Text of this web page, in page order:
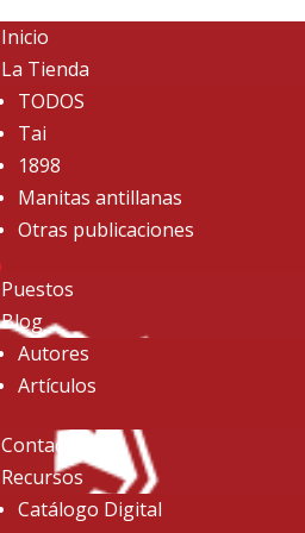
Inicio
La Tienda
TODOS
Tai
1898
Manitas antillanas
Otras publicaciones
Puestos
Blog
Autores
Artículos
Contacto
Recursos
Catálogo Digital